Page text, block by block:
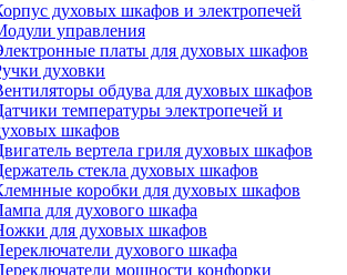
духовых шкафов и электропечей
управления
платы для духовых шкафов
духовки
обдува для духовых шкафов
температуры электропечей и
шкафов
вертела гриля духовых шкафов
стекла духовых шкафов
коробки для духовых шкафов
для духового шкафа
для духовых шкафов
духового шкафа
мощности конфорки